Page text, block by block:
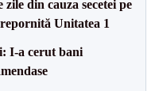
din cauza secetei pe
Unitatea 1
I-a cerut bani